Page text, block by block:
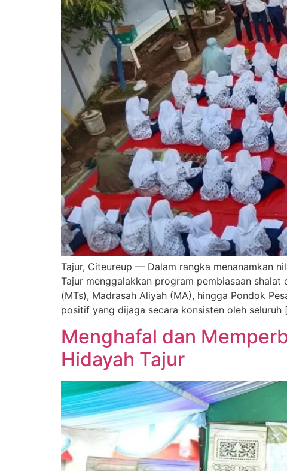
Tajur, Citeureup — Dalam rangka menanamkan
Tajur menggalakkan program pembiasaan
(MTs), Madrasah Aliyah (MA), hingga Pondok
positif yang dijaga secara konsisten oleh seluruh
Menghafal dan
Hidayah Tajur